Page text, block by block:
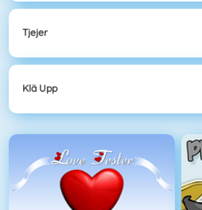
Tjejer
Klä Upp